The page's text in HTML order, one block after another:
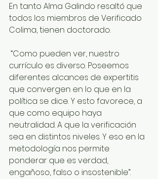
En tanto Alma Galindo resaltó que
todos los miembros de Verificado
Colima, tienen doctorado.
currículo es diverso. Poseemos
diferentes alcances de expertitis
que convergen en lo que en la
política se dice. Y esto favorece, a
que como equipo haya
neutralidad. A que la verificación
sea en distintos niveles. Y eso en la
metodología nos permite
ponderar que es verdad,
engañoso, falso o insostenible”.